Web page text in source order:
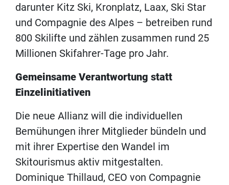
darunter Kitz Ski, Kronplatz, Laax, Ski Star
und Compagnie des Alpes – betreiben rund
800 Skilifte und zählen zusammen rund 25
Millionen Skifahrer-Tage pro Jahr.
Gemeinsame Verantwortung statt
Einzelinitiativen
Die neue Allianz will die individuellen
Bemühungen ihrer Mitglieder bündeln und
mit ihrer Expertise den Wandel im
Skitourismus aktiv mitgestalten.
Dominique Thillaud, CEO von Compagnie